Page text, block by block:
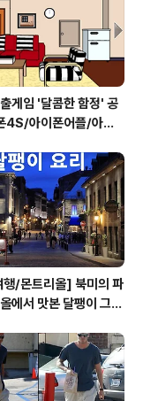
게임 '달콤한 함정' 공
4S/아이폰어플/아이
행/몬트리올] 북미의 파
에서 맛본 달팽이 그라